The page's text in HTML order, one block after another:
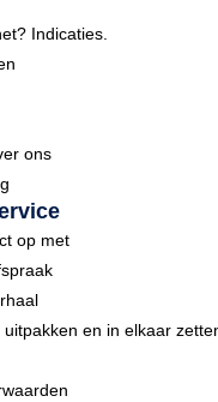
Indicaties.
ons
op met
uitpakken en in elkaar